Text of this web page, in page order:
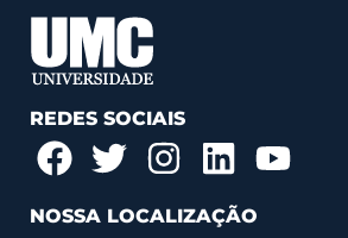
REDES SOCIAIS
NOSSA LOCALIZAÇÃO